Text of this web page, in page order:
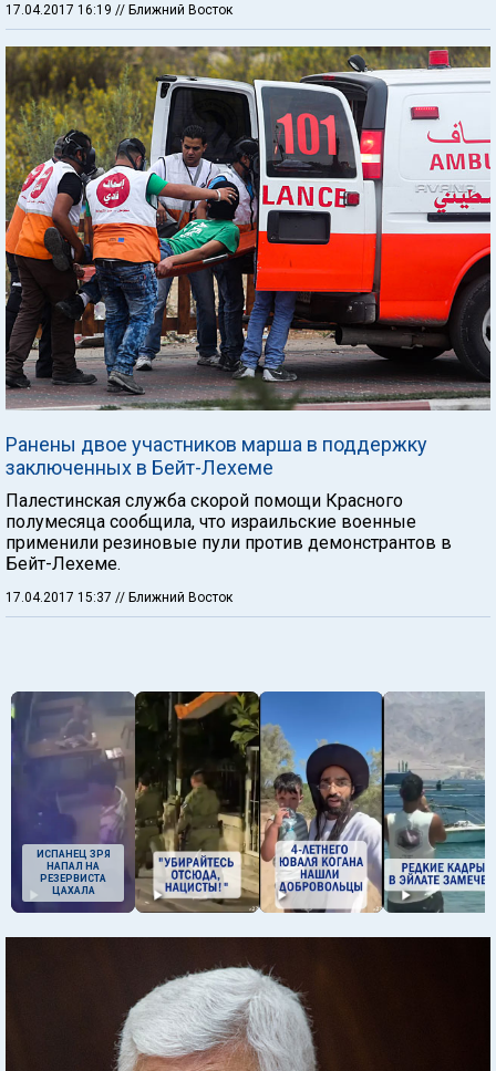
17.04.2017 16:19 // Ближний Восток
Ранены двое участников марша в поддержку
заключенных в Бейт-Лехеме
Палестинская служба скорой помощи Красного
полумесяца сообщила, что израильские военные
применили резиновые пули против демонстрантов в
Бейт-Лехеме.
17.04.2017 15:37 // Ближний Восток
ИСПАНЕЦ ЗРЯ
НАПАЛ НА
РЕЗЕРВИСТА
ЦАХАЛА